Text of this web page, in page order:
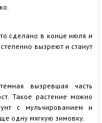
сделано в конце июля и
вызреют и станут
вызревшая часть
Такое растение можно
с мульчированием и
одну мягкую зимовку.